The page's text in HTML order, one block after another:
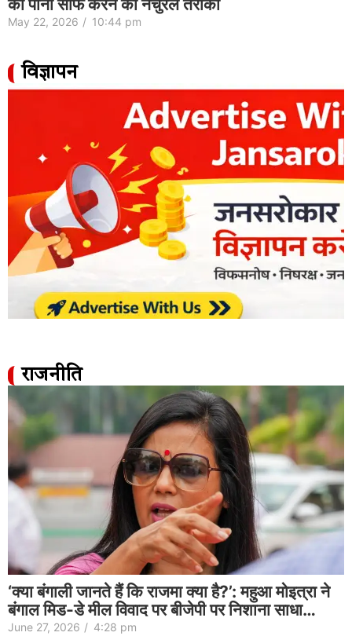
का पानी साफ करने का नेचुरल तरीका
May 22, 2026 / 10:44 pm
विज्ञापन
राजनीति
‘क्या बंगाली जानते हैं कि राजमा क्या है?’: महुआ मोइत्रा ने
बंगाल मिड-डे मील विवाद पर बीजेपी पर निशाना साधा…
June 27, 2026 / 4:28 pm